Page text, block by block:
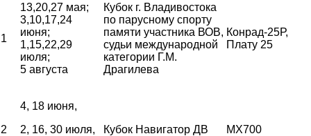
1
13,20,27 мая;
3,10,17,24
июня;
1,15,22,29
июля;
5 августа
Кубок г. Владивостока
по парусному спорту
памяти участника ВОВ,
судьи международной
категории Г.М.
Драгилева
Конрад-25Р,
Плату 25
2
4, 18 июня,
2, 16, 30 июля,
Кубок Навигатор ДВ MX700